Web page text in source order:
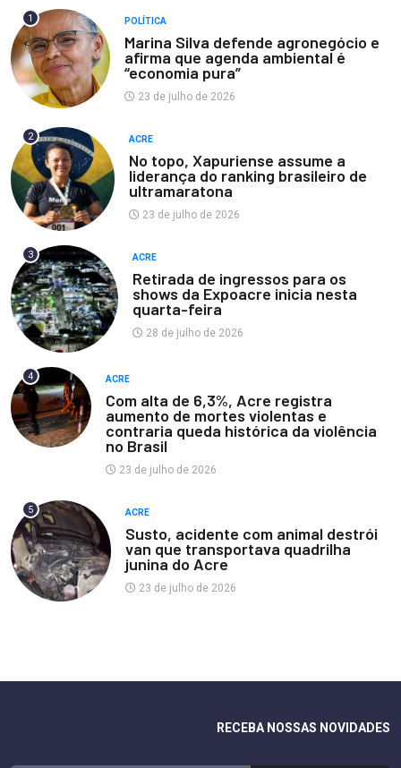
1 POLÍTICA
Marina Silva defende agronegócio e
afirma que agenda ambiental é
“economia pura”
23 de julho de 2026
2 ACRE
No topo, Xapuriense assume a
liderança do ranking brasileiro de
ultramaratona
23 de julho de 2026
3 ACRE
Retirada de ingressos para os
shows da Expoacre inicia nesta
quarta-feira
28 de julho de 2026
4 ACRE
Com alta de 6,3%, Acre registra
aumento de mortes violentas e
contraria queda histórica da violência
no Brasil
23 de julho de 2026
5 ACRE
Susto, acidente com animal destrói
van que transportava quadrilha
junina do Acre
23 de julho de 2026
RECEBA NOSSAS NOVIDADES